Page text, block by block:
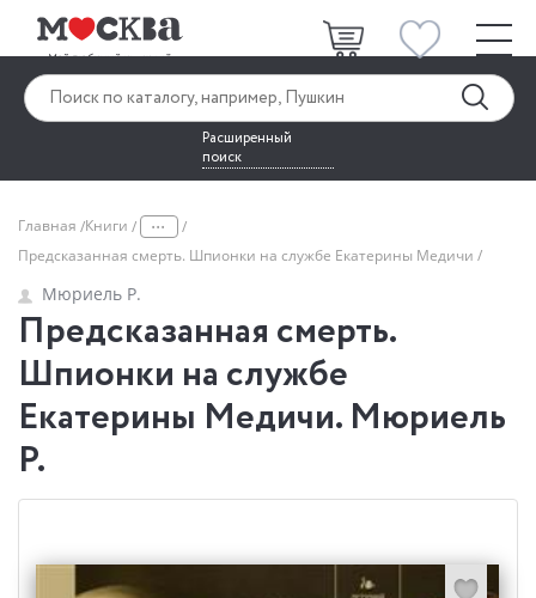
Расширенный
поиск
Главная Книги ...
Предсказанная смерть. Шпионки на службе Екатерины Медичи
Мюриель Р.
Предсказанная смерть.
Шпионки на службе
Екатерины Медичи. Мюриель
Р.